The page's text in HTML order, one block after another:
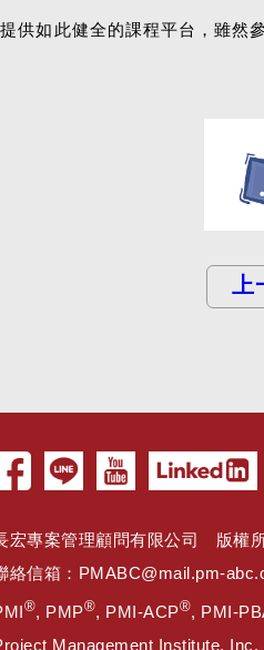
供如此健全的課程平台，雖然
上
宏專案管理顧問有限公司 版權
絡信箱： PMABC@mail.pm-
®, PMP®, PMI-ACP®, PMI-
Management Institute, Inc.